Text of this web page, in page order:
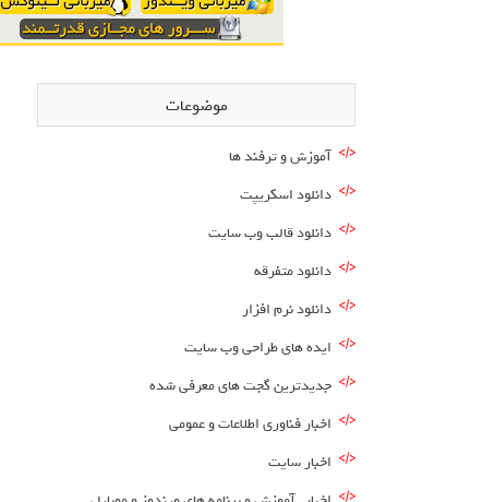
موضوعات
آموزش و ترفند ها
دانلود اسکریپت
دانلود قالب وب سایت
دانلود متفرقه
دانلود نرم افزار
ایده های طراحی وب سایت
جدیدترین گجت های معرفی شده
اخبار فناوری اطلاعات و عمومی
اخبار سایت